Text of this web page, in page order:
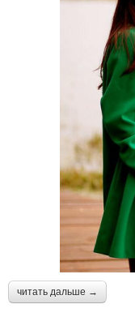
читать дальше →